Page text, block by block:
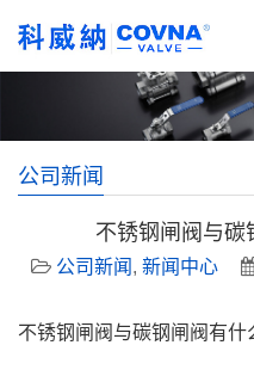
公司新闻
不锈钢闸阀与碳
公司新闻 , 新闻中心
不锈钢闸阀与碳钢闸阀有什